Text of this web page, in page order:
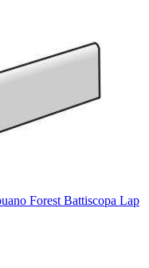
Forest Battiscopa Lap